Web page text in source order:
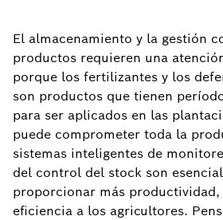
El almacenamiento y la gestión
productos requieren una
porque los fertilizantes y los
son productos que tienen
para ser aplicados en las
puede comprometer toda la
sistemas inteligentes de
del control del stock son
proporcionar más productividad,
eficiencia a los agricultores.